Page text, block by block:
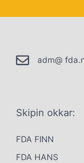
adm@
Skipin okkar:
FDA FINN
FDA HANS